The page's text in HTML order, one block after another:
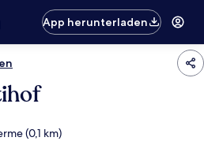
App herunterladen
(0,1 km)